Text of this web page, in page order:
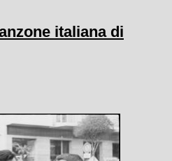
italiana di